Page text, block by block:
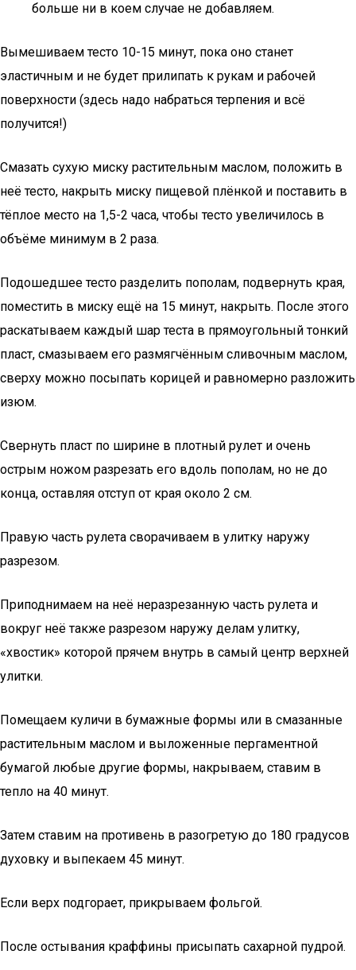
больше ни в коем случае не добавляем.
Вымешиваем тесто 10-15 минут, пока оно станет
эластичным и не будет прилипать к рукам и рабочей
поверхности (здесь надо набраться терпения и всё
получится!)
Смазать сухую миску растительным маслом, положить в
неё тесто, накрыть миску пищевой плёнкой и поставить в
тёплое место на 1,5-2 часа, чтобы тесто увеличилось в
объёме минимум в 2 раза.
Подошедшее тесто разделить пополам, подвернуть края,
поместить в миску ещё на 15 минут, накрыть. После этого
раскатываем каждый шар теста в прямоугольный тонкий
пласт, смазываем его размягчённым сливочным маслом,
сверху можно посыпать корицей и равномерно разложить
изюм.
Свернуть пласт по ширине в плотный рулет и очень
острым ножом разрезать его вдоль пополам, но не до
конца, оставляя отступ от края около 2 см.
Правую часть рулета сворачиваем в улитку наружу
разрезом.
Приподнимаем на неё неразрезанную часть рулета и
вокруг неё также разрезом наружу делам улитку,
«хвостик» которой прячем внутрь в самый центр верхней
улитки.
Помещаем куличи в бумажные формы или в смазанные
растительным маслом и выложенные пергаментной
бумагой любые другие формы, накрываем, ставим в
тепло на 40 минут.
Затем ставим на противень в разогретую до 180 градусов
духовку и выпекаем 45 минут.
Если верх подгорает, прикрываем фольгой.
После остывания краффины присыпать сахарной пудрой.